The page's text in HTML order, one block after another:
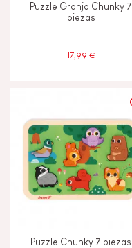
Puzzle Granja Chunky 7
piezas
17,99 €
Puzzle Chunky 7 piezas